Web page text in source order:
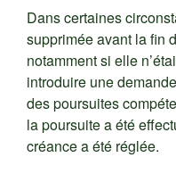
Dans certaines
supprimée avant la fin
notamment si elle
introduire une
des poursuites
la poursuite a été
créance a été réglée.